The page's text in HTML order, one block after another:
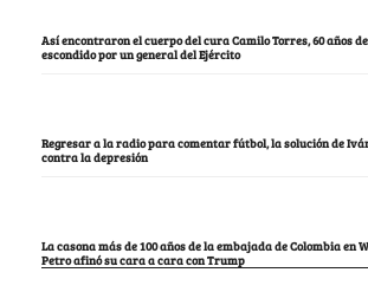
Así encontraron el cuerpo del cura Camilo Torres, 60 años
escondido por un general del Ejército
Regresar a la radio para comentar fútbol, la solución de
contra la depresión
La casona más de 100 años de la embajada de Colombia en
Petro afinó su cara a cara con Trump